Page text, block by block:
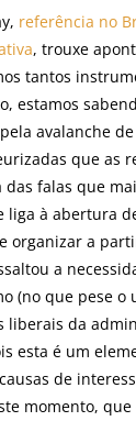
referência no
, trouxe
tantos
estamos
avalanche
que as
das falas que
liga à abertura
organizar a
a
(no que pese o
liberais da
esta é um
de
momento,